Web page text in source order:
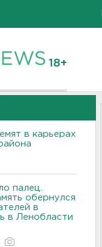
18+
в карьерах
палец.
обернулся
в
в Ленобласти